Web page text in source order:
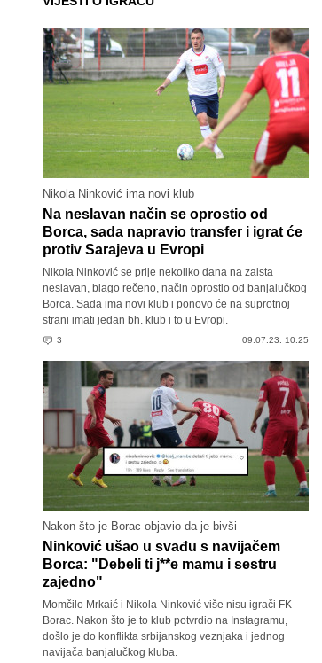
Nikola Ninković ima novi klub
Na neslavan način se oprostio od
Borca, sada napravio transfer i igrat će
protiv Sarajeva u Evropi
Nikola Ninković se prije nekoliko dana na zaista
neslavan, blago rečeno, način oprostio od banjalučkog
Borca. Sada ima novi klub i ponovo će na suprotnoj
strani imati jedan bh. klub i to u Evropi.
3 09.07.23. 10:25
Nakon što je Borac objavio da je bivši
Ninković ušao u svađu s navijačem
Borca: "Debeli ti j**e mamu i sestru
zajedno"
Momčilo Mrkaić i Nikola Ninković više nisu igrači FK
Borac. Nakon što je to klub potvrdio na Instagramu,
došlo je do konflikta srbijanskog veznjaka i jednog
navijača banjalučkog kluba.